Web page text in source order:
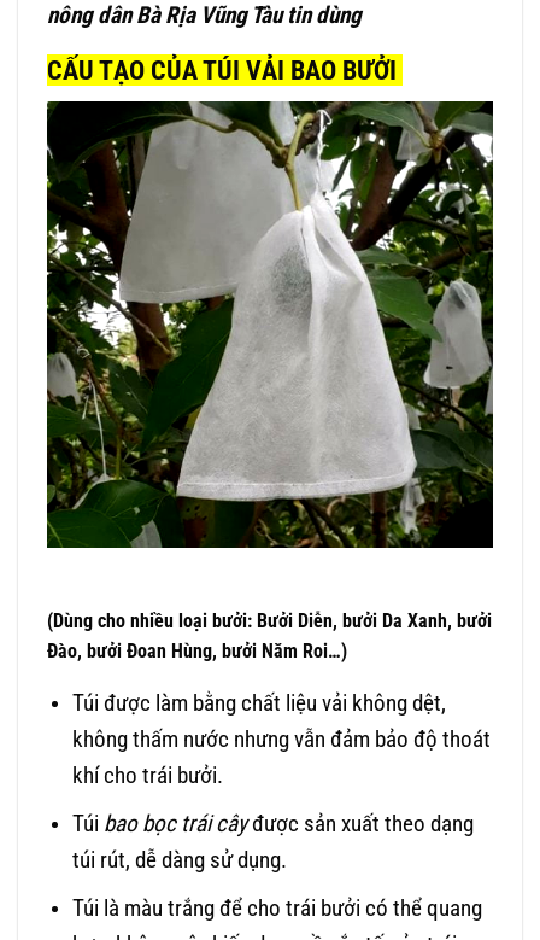
nông dân Bà Rịa Vũng Tàu tin dùng
CẤU TẠO CỦA TÚI VẢI BAO BƯỞI
(Dùng cho nhiều loại bưởi: Bưởi Diễn, bưởi Da Xanh, bưởi
Đào, bưởi Đoan Hùng, bưởi Năm Roi…)
Túi được làm bằng chất liệu vải không dệt,
không thấm nước nhưng vẫn đảm bảo độ thoát
khí cho trái bưởi.
Túi bao bọc trái câyđược sản xuất theo dạng
túi rút, dễ dàng sử dụng.
Túi là màu trắng để cho trái bưởi có thể quang